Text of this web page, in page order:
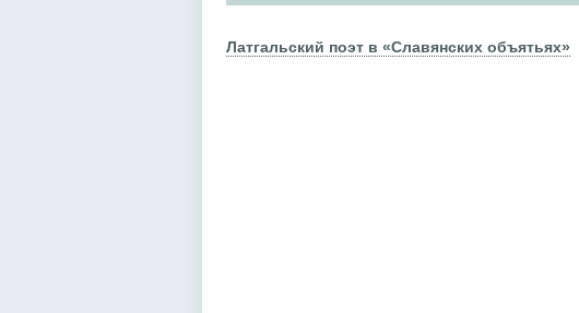
Латгальский поэт в «Славянских объятьях»